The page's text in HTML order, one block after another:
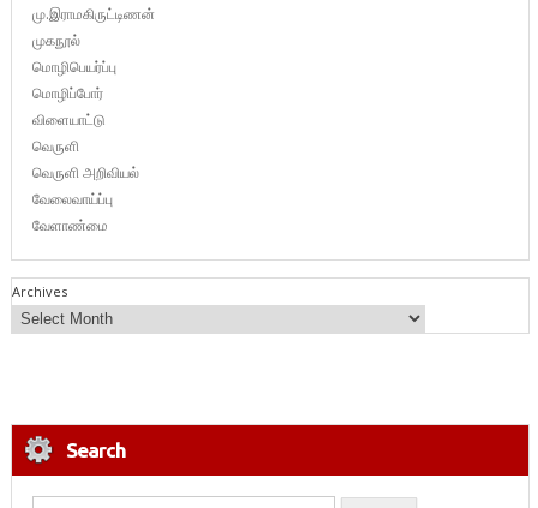
மு.இராமகிருட்டிணன்
முகநூல்
மொழிபெயர்ப்பு
மொழிப்போர்
விளையாட்டு
வெருளி
வெருளி அறிவியல்
வேலைவாய்ப்பு
வேளாண்மை
Archives
Search